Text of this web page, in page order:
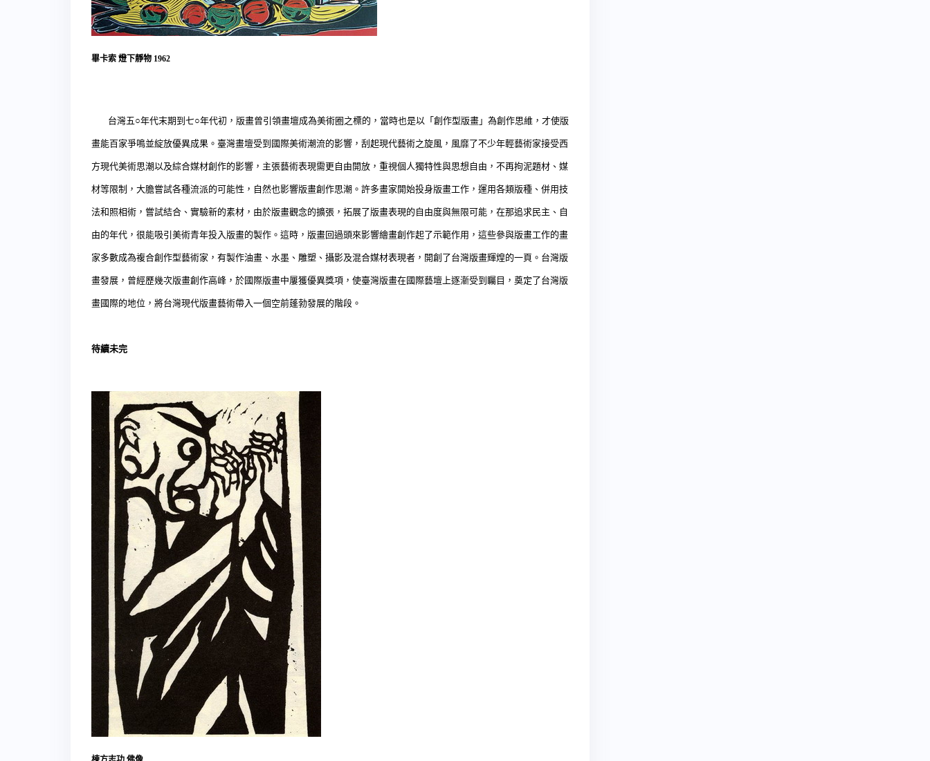
畢卡索 燈下靜物 1962
台灣五○年代末期到七○年代初，版畫曾引領畫壇成為美術圈之標的，當時也是以「創作型版畫」為創作思維，才使版
畫能百家爭鳴並綻放優異成果。臺灣畫壇受到國際美術潮流的影響，刮起現代藝術之旋風，風靡了不少年輕藝術家接受西
方現代美術思潮以及綜合媒材創作的影響，主張藝術表現需更自由開放，重視個人獨特性與思想自由，不再拘泥題材、媒
材等限制，大膽嘗試各種流派的可能性，自然也影響版畫創作思潮。許多畫家開始投身版畫工作，運用各類版種、併用技
法和照相術，嘗試結合、實驗新的素材，由於版畫觀念的擴張，拓展了版畫表現的自由度與無限可能，在那追求民主、自
由的年代，很能吸引美術青年投入版畫的製作。這時，版畫回過頭來影響繪畫創作起了示範作用，這些參與版畫工作的畫
家多數成為複合創作型藝術家，有製作油畫、水墨、雕塑、攝影及混合媒材表現者，開創了台灣版畫輝煌的一頁。台灣版
畫發展，曾經歷幾次版畫創作高峰，於國際版畫中屢獲優異獎項，使臺灣版畫在國際藝壇上逐漸受到矚目，奠定了台灣版
畫國際的地位，將台灣現代版畫藝術帶入一個空前蓬勃發展的階段。
待續未完